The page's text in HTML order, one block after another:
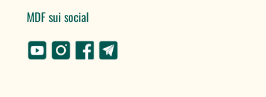
MDF sui social